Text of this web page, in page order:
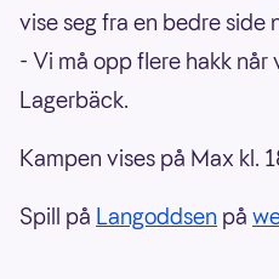
vise seg fra en bedre side
- Vi må opp flere hakk når
Lagerbäck.
Kampen vises på Max kl.
Spill på Langoddsen på